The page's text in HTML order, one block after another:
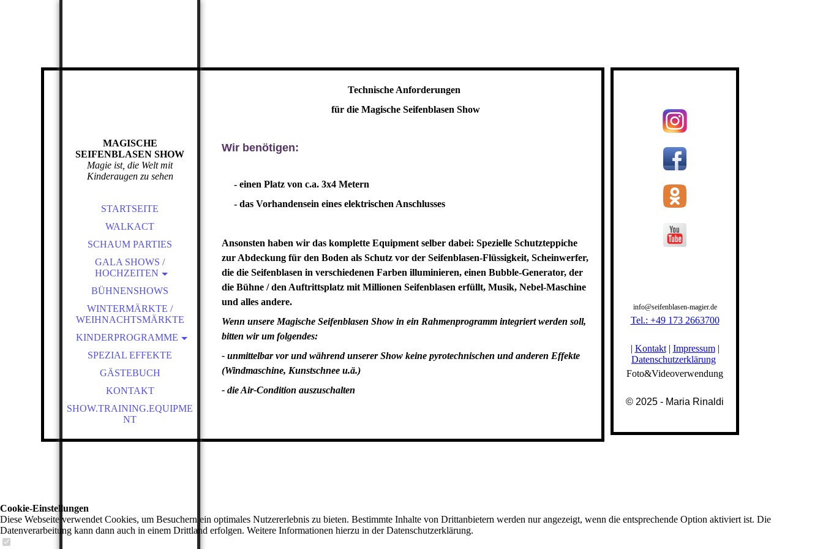
MAGISCHE
SEIFENBLASEN SHOW
Magie ist, die Welt mit
Kinderaugen zu sehen
STARTSEITE
WALKACT
SCHAUM PARTIES
GALA SHOWS /
HOCHZEITEN
MAGISCHE SEIFENBLASEN
SHOW
MAGISCHE SEIFENBLASEN
WAHNSINNS PAPER SHOW
HOCHZEITSMODERATION
BÜHNENSHOWS
WINTERMÄRKTE /
WEIHNACHTSMÄRKTE
KINDERPROGRAMME
MAGISCHE SEIFENBLASEN
SCHULE FÜR KINDER
OUTDOOR SEIFENBLASEN
KINDERPROGRAMM
HEXENSCHULE
WAHNSINNS PAPER SHOW
SPEZIAL EFFEKTE
GÄSTEBUCH
KONTAKT
SHOW.TRAINING.EQUIPME
NT
Technische Anforderungen
für die Magische Seifenblasen Show
Wir benötigen:
- einen Platz von c.a. 3x4 Metern
- das Vorhandensein eines elektrischen Anschlusses
Ansonsten haben wir das komplette Equipment selber dabei: Spezielle Schutzteppiche
zur Abdeckung für den Boden als Schutz vor der Seifenblasen-Flüssigkeit, Scheinwerfer,
die die Seifenblasen in verschiedenen Farben illuminieren, einen Bubble-Generator, der
die Bühne / den Auftrittsplatz mit Millionen Seifenblasen erfüllt, Musik, Nebel-Maschine
und alles andere.
Wenn unsere Magische Seifenblasen Show in ein Rahmenprogramm integriert werden soll,
bitten wir um folgendes:
- unmittelbar vor und während unserer Show keine pyrotechnischen und anderen Effekte
(Windmaschine, Kunstschnee u.ä.)
- die Air-Condition auszuschalten
info@seifenblasen-magier.de
Tel.: +49 173 2663700
| Kontakt| Impressum|
Datenschutzerklärung
Foto&Videoverwendung
© 2025 - Maria Rinaldi
Cookie-Einstellungen
Diese Webseite verwendet Cookies, um Besuchern ein optimales Nutzererlebnis zu bieten. Bestimmte Inhalte von Drittanbietern werden nur angezeigt, wenn die entsprechende Option aktiviert ist. Die
Datenverarbeitung kann dann auch in einem Drittland erfolgen. Weitere Informationen hierzu in der Datenschutzerklärung.